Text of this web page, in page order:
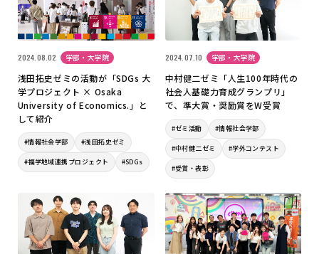
2024.08.02 学部・大学院
浅田拓史ゼミの活動が「SDGs 大
学プロジェクト × Osaka
University of Economics.」と
して紹介
#情報社会学部 #浅田拓史ゼミ
#福学地域連携プロジェクト #SDGs
2024.07.10 学部・大学院
中村健二ゼミ「人生100年時代の
社会人基礎力育成グランプリ」
で、準大賞・奨励賞をW受賞
#ゼミ活動 #情報社会学部
#中村健二ゼミ #学外コンテスト
#受賞・表彰